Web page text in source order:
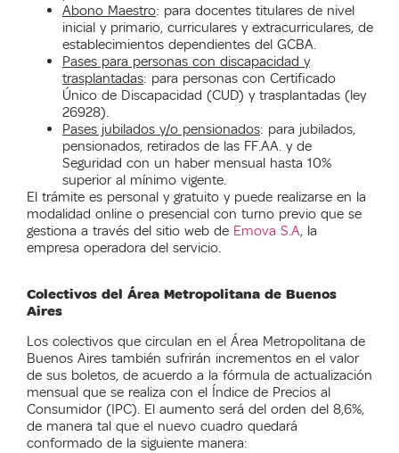
Abono Maestro: para docentes titulares de nivel
inicial y primario, curriculares y extracurriculares, de
establecimientos dependientes del GCBA.
Pases para personas con discapacidad y
trasplantadas: para personas con Certificado
Único de Discapacidad (CUD) y trasplantadas (ley
26928).
Pases jubilados y/o pensionados: para jubilados,
pensionados, retirados de las FF.AA. y de
Seguridad con un haber mensual hasta 10%
superior al mínimo vigente.
El trámite es personal y gratuito y puede realizarse en la
modalidad online o presencial con turno previo que se
gestiona a través del sitio web de Emova S.A, la
empresa operadora del servicio.
Colectivos del Área Metropolitana de Buenos
Aires
Los colectivos que circulan en el Área Metropolitana de
Buenos Aires también sufrirán incrementos en el valor
de sus boletos, de acuerdo a la fórmula de actualización
mensual que se realiza con el Índice de Precios al
Consumidor (IPC). El aumento será del orden del 8,6%,
de manera tal que el nuevo cuadro quedará
conformado de la siguiente manera: